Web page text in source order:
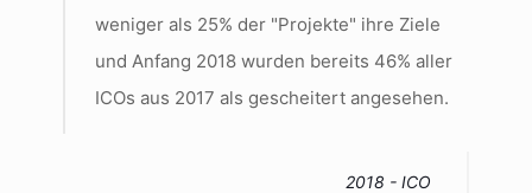
weniger als 25% der "Projekte" ihre Ziele
und Anfang 2018 wurden bereits 46% aller
ICOs aus 2017 als gescheitert angesehen.
2018 - ICO